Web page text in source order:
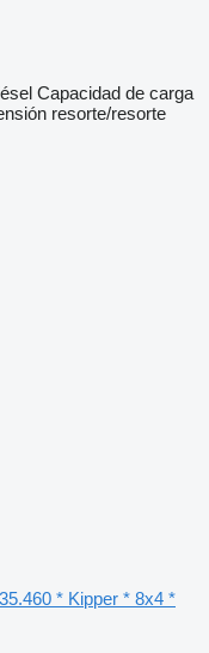
Capacidad de carga
resorte/resorte
* Kipper * 8x4 *